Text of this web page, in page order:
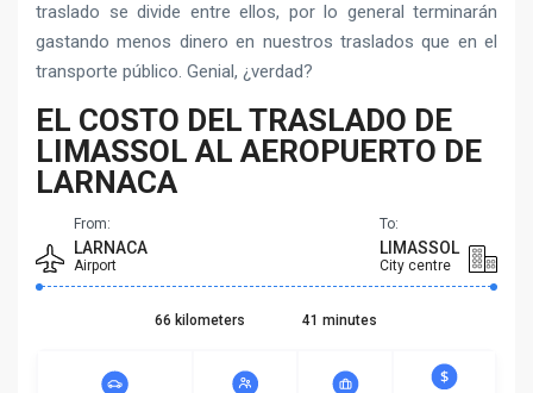
traslado se divide entre ellos, por lo general terminarán
gastando menos dinero en nuestros traslados que en el
transporte público. Genial, ¿verdad?
EL COSTO DEL TRASLADO DE
LIMASSOL AL AEROPUERTO DE
LARNACA
From:
LARNACA
Airport
To:
LIMASSOL
City centre
66 kilometers 41 minutes